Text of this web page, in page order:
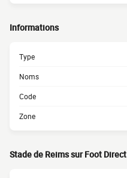
Informations
Type
Noms
Code
Zone
Stade de Reims sur Foot Direct